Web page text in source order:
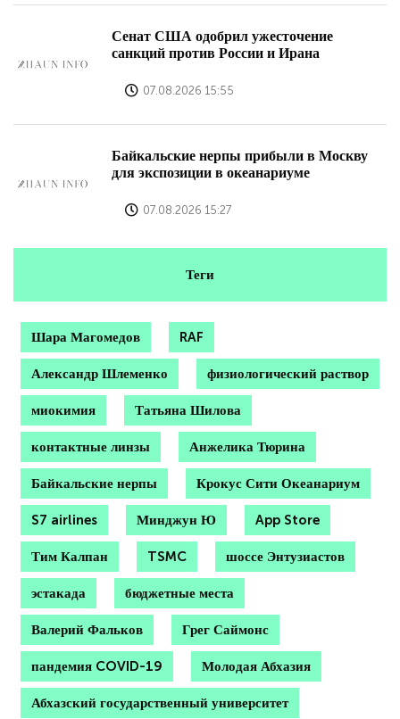
Сенат США одобрил ужесточение
санкций против России и Ирана
07.08.2026 15:55
Байкальские нерпы прибыли в Москву
для экспозиции в океанариуме
07.08.2026 15:27
Теги
Шара Магомедов RAF
Александр Шлеменко физиологический раствор
миокимия Татьяна Шилова
контактные линзы Анжелика Тюрина
Байкальские нерпы Крокус Сити Океанариум
S7 airlines Минджун Ю App Store
Тим Калпан TSMC шоссе Энтузиастов
эстакада бюджетные места
Валерий Фальков Грег Саймонс
пандемия COVID-19 Молодая Абхазия
Абхазский государственный университет